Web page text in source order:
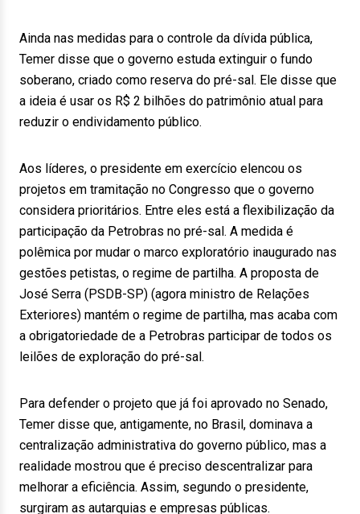
Ainda nas medidas para o controle da dívida pública,
Temer disse que o governo estuda extinguir o fundo
soberano, criado como reserva do pré-sal. Ele disse que
a ideia é usar os R$ 2 bilhões do patrimônio atual para
reduzir o endividamento público.
Aos líderes, o presidente em exercício elencou os
projetos em tramitação no Congresso que o governo
considera prioritários. Entre eles está a flexibilização da
participação da Petrobras no pré-sal. A medida é
polêmica por mudar o marco exploratório inaugurado nas
gestões petistas, o regime de partilha. A proposta de
José Serra (PSDB-SP) (agora ministro de Relações
Exteriores) mantém o regime de partilha, mas acaba com
a obrigatoriedade de a Petrobras participar de todos os
leilões de exploração do pré-sal.
Para defender o projeto que já foi aprovado no Senado,
Temer disse que, antigamente, no Brasil, dominava a
centralização administrativa do governo público, mas a
realidade mostrou que é preciso descentralizar para
melhorar a eficiência. Assim, segundo o presidente,
surgiram as autarquias e empresas públicas.